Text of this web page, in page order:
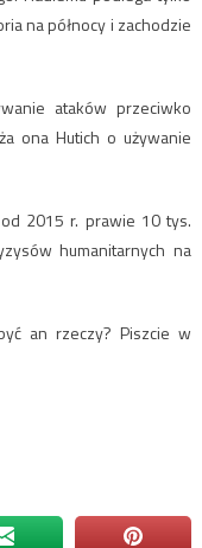
na północy i zachodzie
ataków przeciwko
ona Hutich o używanie
od 2015 r. prawie 10 tys.
humanitarnych na
an rzeczy? Piszcie w